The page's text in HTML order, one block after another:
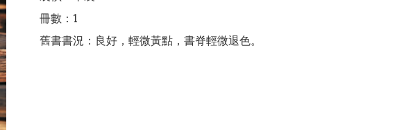
冊數：1
舊書書況：良好，輕微黃點，書脊輕微退色。